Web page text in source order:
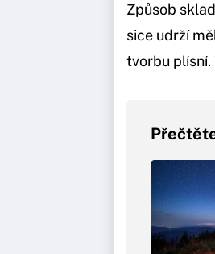
Způsob
sice udrží
tvorbu plísní.